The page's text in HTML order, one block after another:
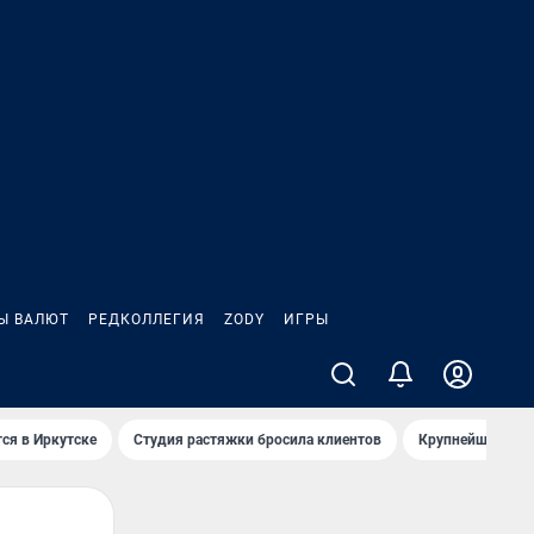
ВАЛЮТ РЕДКОЛЛЕГИЯ ZODY ИГРЫ
в Иркутске Студия растяжки бросила клиентов Крупнейшие